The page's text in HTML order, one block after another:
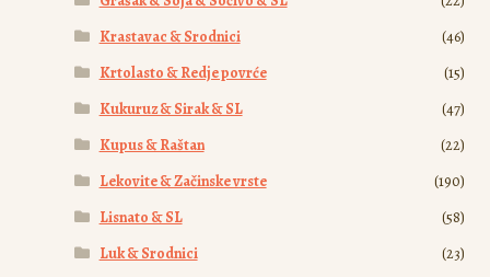
Krastavac & Srodnici
(46)
Krtolasto & Redje povrće
(15)
Kukuruz & Sirak & SL
(47)
Kupus & Raštan
(22)
Lekovite & Začinske vrste
(190)
Lisnato & SL
(58)
Luk & Srodnici
(23)